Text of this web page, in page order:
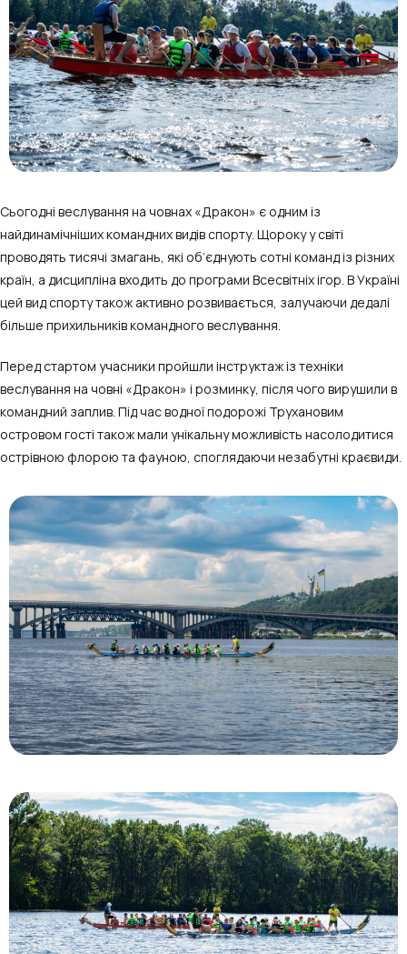
Сьогодні веслування на човнах «Дракон» є одним із
найдинамічніших командних видів спорту. Щороку у світі
проводять тисячі змагань, які об’єднують сотні команд із різних
країн, а дисципліна входить до програми Всесвітніх ігор. В Україні
цей вид спорту також активно розвивається, залучаючи дедалі
більше прихильників командного веслування.
Перед стартом учасники пройшли інструктаж із техніки
веслування на човні «Дракон» і розминку, після чого вирушили в
командний заплив. Під час водної подорожі Трухановим
островом гості також мали унікальну можливість насолодитися
острівною флорою та фауною, споглядаючи незабутні краєвиди.